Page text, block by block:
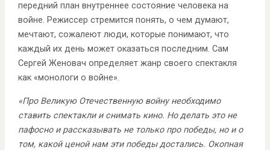
передний план внутреннее состояние человека на
войне. Режиссер стремится понять, о чем думают,
мечтают, сожалеют люди, которые понимают, что
каждый их день может оказаться последним. Сам
Сергей Женовач определяет жанр своего спектакля
как «монологи о войне».
«Про Великую Отечественную войну необходимо
ставить спектакли и снимать кино. Но делать это не
пафосно и рассказывать не только про победы, но и о
том, какой ценой нам эти победы достались. Окопная